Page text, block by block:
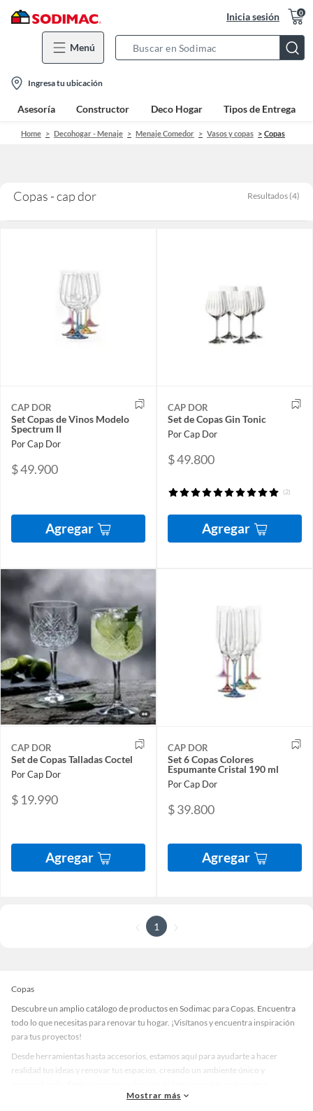
Inicia sesión 0
Menú
Bar
location-
icon
Ingresa tu ubicación
Asesoría Constructor Deco Hogar Tipos de Entrega
Home Decohogar - Menaje Menaje Comedor Vasos y copas Copas
Copas - cap dor Resultados (4)
CAP DOR
Set Copas de Vinos Modelo
Spectrum II
Por Cap Dor
$ 49.900
Agregar
CAP DOR
Set de Copas Gin Tonic
Por Cap Dor
$ 49.800
(2)
Agregar
CAP DOR
Set de Copas Talladas Coctel
Por Cap Dor
$ 19.990
Agregar
CAP DOR
Set 6 Copas Colores
Espumante Cristal 190 ml
Por Cap Dor
$ 39.800
Agregar
1
Copas
Descubre un amplio catálogo de productos en Sodimac para Copas. Encuentra
todo lo que necesitas para renovar tu hogar. ¡Visítanos y encuentra inspiración
para tus proyectos!
Desde herramientas hasta accesorios, estamos aquí para ayudarte a hacer
realidad tus ideas y renovar tus espacios, creando un ambiente único y
accesorios de calidad que te ayudarán a crear un espacio más tú.
Mostrar más